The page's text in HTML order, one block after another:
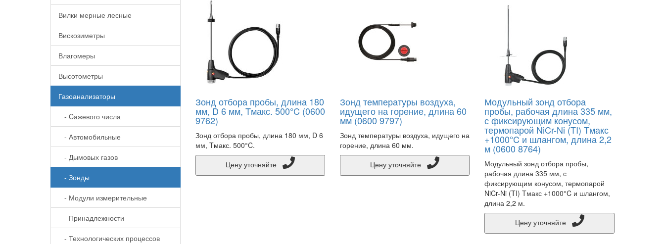
Вилки мерные лесные
Вискозиметры
Влагомеры
Высотометры
Газоанализаторы
- Cажевого числа
- Автомобильные
- Дымовых газов
- Зонды
- Модули измерительные
- Принадлежности
- Технологических процессов
Зонд отбора пробы, длина 180
мм, D 6 мм, Tмакс. 500°C (0600
9762)
Зонд отбора пробы, длина 180 мм, D 6
мм, Tмакс. 500°C.
Зонд температуры воздуха,
идущего на горение, длина 60
мм (0600 9797)
Зонд температуры воздуха, идущего на
горение, длина 60 мм.
Цену уточняйте
Модульный зонд отбора
пробы, рабочая длина 335 мм,
с фиксирующим конусом,
термопарой NiCr-Ni (TI) Tмакс
+1000°C и шлангом, длина 2,2
м (0600 8764)
Модульный зонд отбора пробы,
рабочая длина 335 мм, с
фиксирующим конусом, термопарой
NiCr-Ni (TI) Tмакс +1000°C и шлангом,
длина 2,2 м.